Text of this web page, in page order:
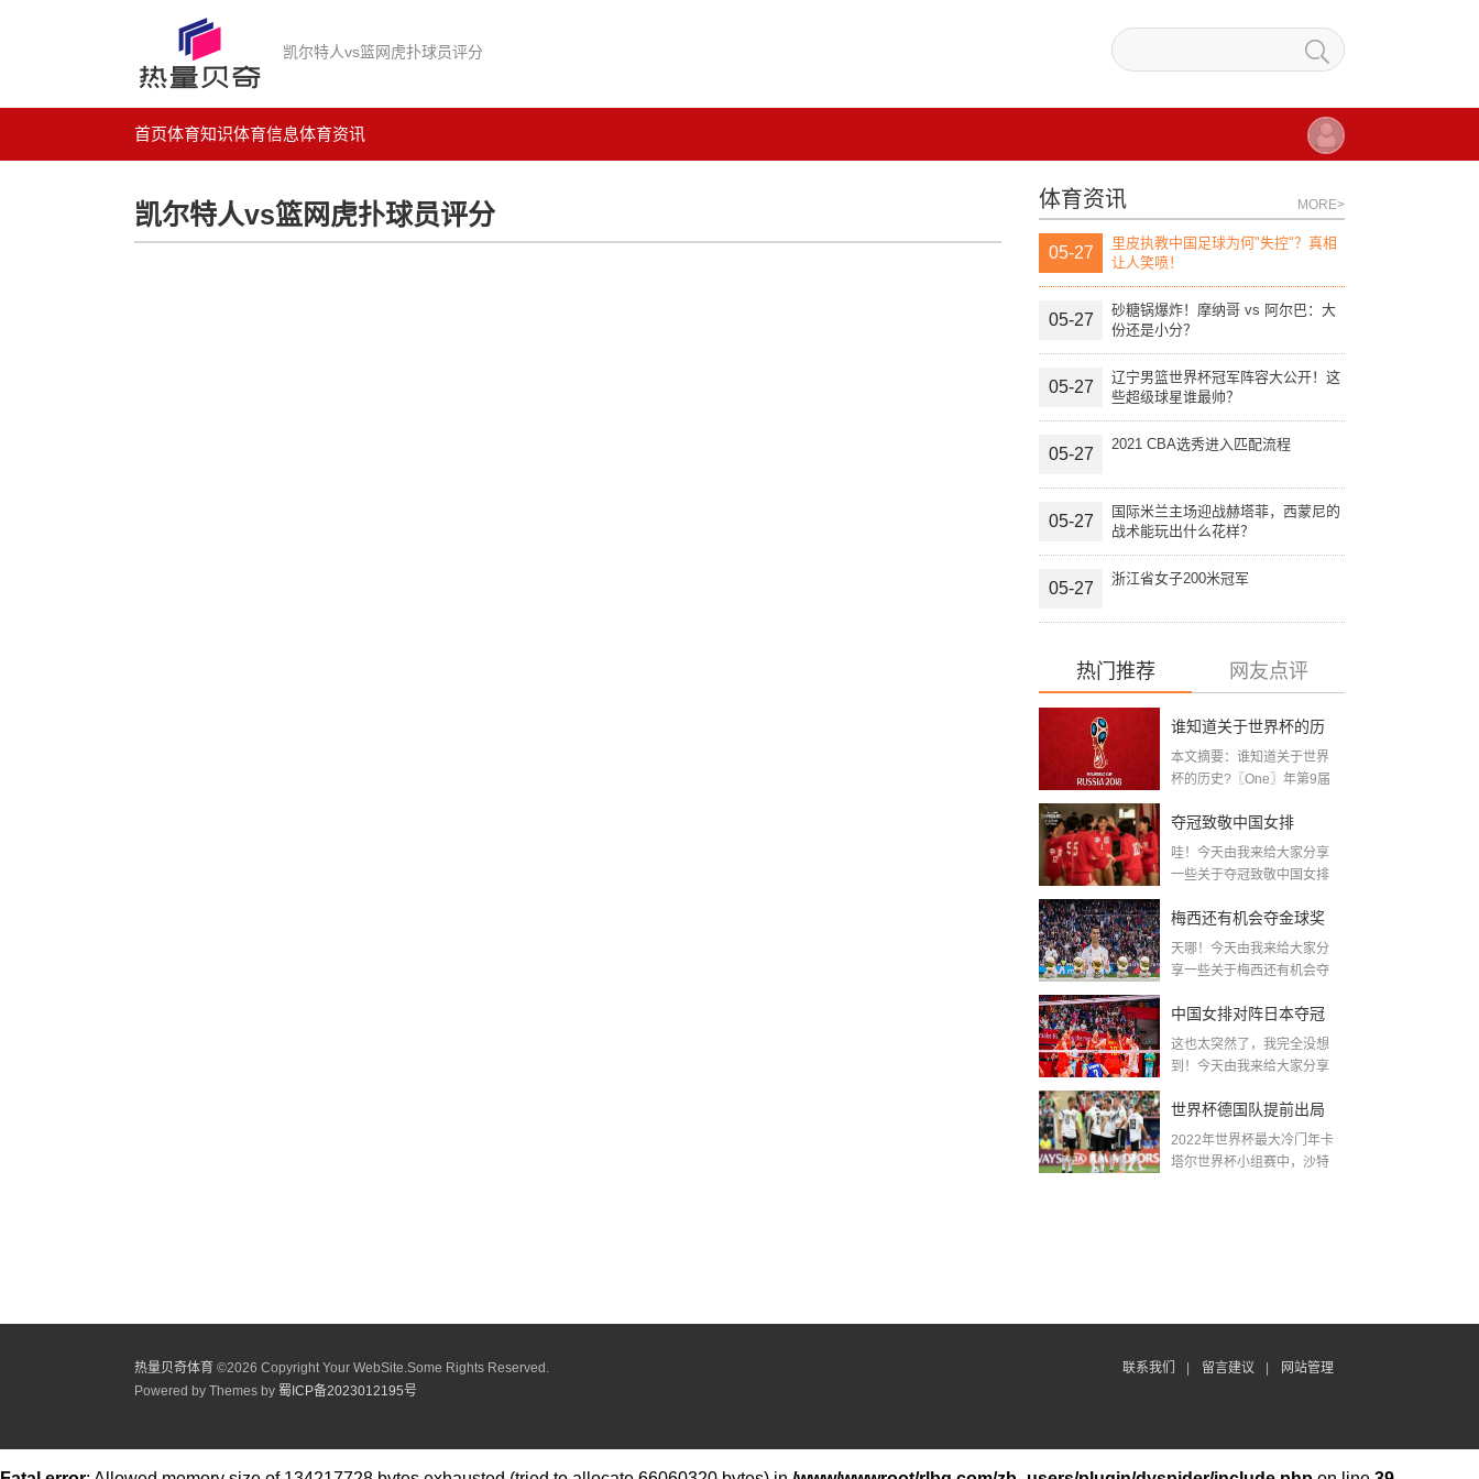
凯尔特人vs篮网虎扑球员评分
首页体育知识体育信息体育资讯
凯尔特人vs篮网虎扑球员评分 体育资讯 MORE>
05-27
里皮执教中国足球为何"失控"？真相
让人笑喷！
05-27
砂糖锅爆炸！摩纳哥 vs 阿尔巴：大
份还是小分？
05-27
辽宁男篮世界杯冠军阵容大公开！这
些超级球星谁最帅？
05-27
2021 CBA选秀进入匹配流程
05-27
国际米兰主场迎战赫塔菲，西蒙尼的
战术能玩出什么花样？
05-27
浙江省女子200米冠军
热门推荐 网友点评
谁知道关于世界杯的历
史 「十二月四号世界杯
本文摘要：谁知道关于世界
杯的历史?〖One〗年第9届
夺冠致敬中国女排
〖2020关于电影 夺冠 观
哇！今天由我来给大家分享
一些关于夺冠致敬中国女排
梅西还有机会夺金球奖
〖梅老七什么梗〗
天哪！今天由我来给大家分
享一些关于梅西还有机会夺
中国女排对阵日本夺冠
了吗〖中国女排3 0复仇
这也太突然了，我完全没想
到！今天由我来给大家分享
世界杯德国队提前出局
吗,2018年世界杯德国战
2022年世界杯最大冷门年卡
塔尔世界杯小组赛中，沙特
热量贝奇体育 ©2026 Copyright Your WebSite.Some Rights Reserved.
Powered by Themes by 蜀ICP备2023012195号
联系我们 留言建议 网站管理